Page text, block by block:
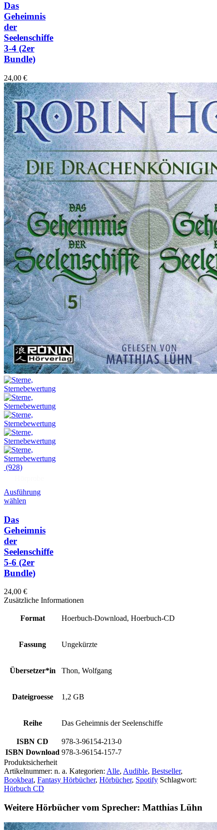
Das
Geheimnis
der
Seelenschiffe
3-4 (2er
Bundle)
24,00 €
(928)
Ausführung
wählen
Das
Geheimnis
der
Seelenschiffe
5-6 (2er
Bundle)
24,00 €
Zusätzliche Informationen
Format Hoerbuch-Download, Hoerbuch-CD
Fassung Ungekürzte
Übersetzer*in Thon, Wolfgang
Dateigroesse 1,2 GB
Reihe Das Geheimnis der Seelenschiffe
ISBN CD
978-3-96154-213-0
ISBN Download 978-3-96154-157-7
Produktsicherheit
Artikelnummer: n. a. Kategorien: Alle, Audible, Bestseller,
Bookbeat, Fantasy Hörbücher, Hörbücher, Spotify Schlagwort:
Hörbuch CD
Weitere Hörbücher vom Sprecher: Matthias Lühn